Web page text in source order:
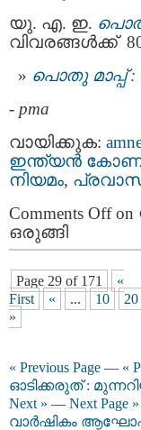
യു. എ. ഇ. പൊതു
വിവരങ്ങൾക്ക്
പൊതു മാപ്പ് :
- pma
വായിക്കുക:
ഇന്ത്യന്‍
നിയമം,
Comments Off
ഒരുങ്ങി
Page 29 of 171
«
First
« ... 10 20
»
« Previous Page — «
ഓടിക്കരുത് :
Next » — Next Page »
വാർഷികം